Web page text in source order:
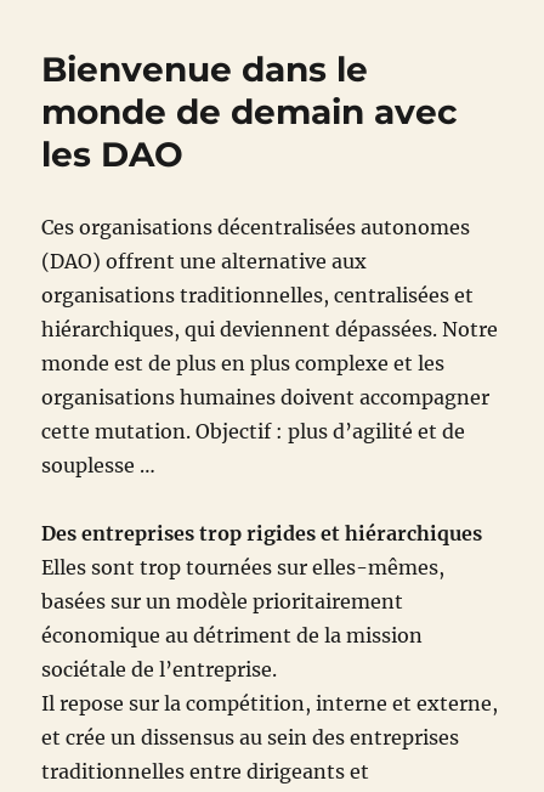
Bienvenue dans le
monde de demain avec
les DAO
Ces organisations décentralisées autonomes
(DAO) offrent une alternative aux
organisations traditionnelles, centralisées et
hiérarchiques, qui deviennent dépassées. Notre
monde est de plus en plus complexe et les
organisations humaines doivent accompagner
cette mutation. Objectif : plus d’agilité et de
souplesse …
Des entreprises trop rigides et hiérarchiques
Elles sont trop tournées sur elles-mêmes,
basées sur un modèle prioritairement
économique au détriment de la mission
sociétale de l’entreprise.
Il repose sur la compétition, interne et externe,
et crée un dissensus au sein des entreprises
traditionnelles entre dirigeants et